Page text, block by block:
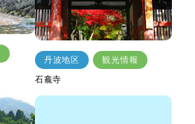
丹波地区
観光情報
石龕寺